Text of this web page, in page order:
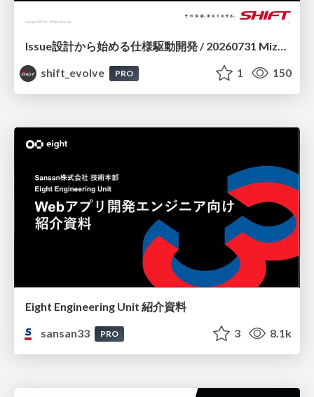
Issue設計から始める仕様駆動開発 / 20260731 Mizuki Hirata
shift_evolve
PRO 1 150
Eight Engineering Unit 紹介資料
sansan33
PRO 3 8.1k